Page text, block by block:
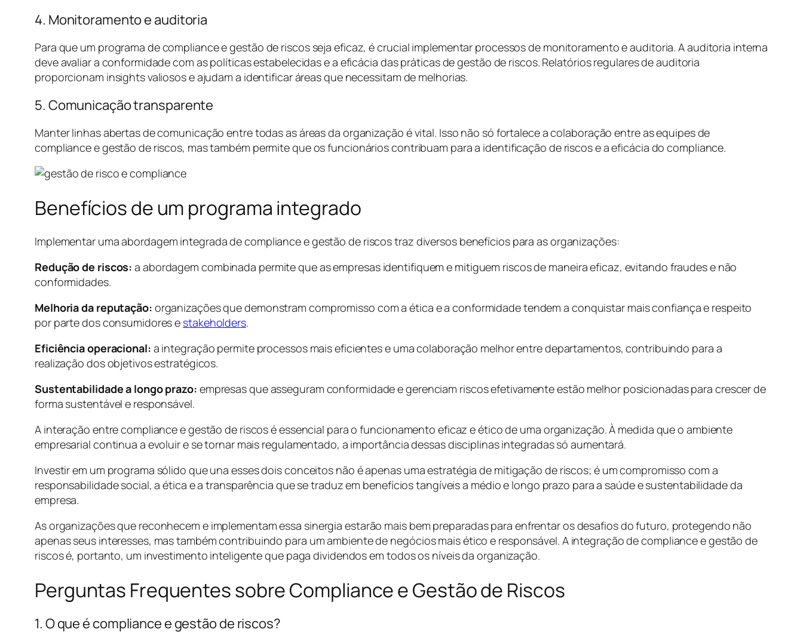
4. Monitoramento e auditoria
Para que um programa de compliance e gestão de riscos seja eficaz, é crucial implementar processos de monitoramento e auditoria. A auditoria interna
deve avaliar a conformidade com as políticas estabelecidas e a eficácia das práticas de gestão de riscos. Relatórios regulares de auditoria
proporcionam insights valiosos e ajudam a identificar áreas que necessitam de melhorias.
5. Comunicação transparente
Manter linhas abertas de comunicação entre todas as áreas da organização é vital. Isso não só fortalece a colaboração entre as equipes de
compliance e gestão de riscos, mas também permite que os funcionários contribuam para a identificação de riscos e a eficácia do compliance.
Benefícios de um programa integrado
Implementar uma abordagem integrada de compliance e gestão de riscos traz diversos benefícios para as organizações:
Redução de riscos: a abordagem combinada permite que as empresas identifiquem e mitiguem riscos de maneira eficaz, evitando fraudes e não
conformidades.
Melhoria da reputação: organizações que demonstram compromisso com a ética e a conformidade tendem a conquistar mais confiança e respeito
por parte dos consumidores e stakeholders.
Eficiência operacional: a integração permite processos mais eficientes e uma colaboração melhor entre departamentos, contribuindo para a
realização dos objetivos estratégicos.
Sustentabilidade a longo prazo: empresas que asseguram conformidade e gerenciam riscos efetivamente estão melhor posicionadas para crescer de
forma sustentável e responsável.
A interação entre compliance e gestão de riscos é essencial para o funcionamento eficaz e ético de uma organização. À medida que o ambiente
empresarial continua a evoluir e se tornar mais regulamentado, a importância dessas disciplinas integradas só aumentará.
Investir em um programa sólido que una esses dois conceitos não é apenas uma estratégia de mitigação de riscos; é um compromisso com a
responsabilidade social, a ética e a transparência que se traduz em benefícios tangíveis a médio e longo prazo para a saúde e sustentabilidade da
empresa.
As organizações que reconhecem e implementam essa sinergia estarão mais bem preparadas para enfrentar os desafios do futuro, protegendo não
apenas seus interesses, mas também contribuindo para um ambiente de negócios mais ético e responsável. A integração de compliance e gestão de
riscos é, portanto, um investimento inteligente que paga dividendos em todos os níveis da organização.
Perguntas Frequentes sobre Compliance e Gestão de Riscos
1. O que é compliance e gestão de riscos?